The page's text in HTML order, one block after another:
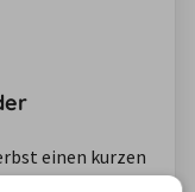
einen kurzen